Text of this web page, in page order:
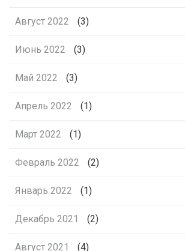
Август 2022 (3)
Июнь 2022 (3)
Май 2022 (3)
Апрель 2022 (1)
Март 2022 (1)
Февраль 2022 (2)
Январь 2022 (1)
Декабрь 2021 (2)
Август 2021 (4)